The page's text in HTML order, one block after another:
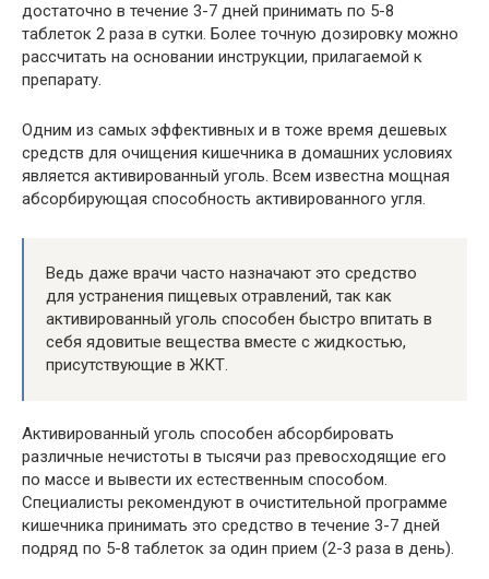
достаточно в течение 3-7 дней принимать по 5-8
таблеток 2 раза в сутки. Более точную дозировку можно
рассчитать на основании инструкции, прилагаемой к
препарату.
Одним из самых эффективных и в тоже время дешевых
средств для очищения кишечника в домашних условиях
является активированный уголь. Всем известна мощная
абсорбирующая способность активированного угля.
Ведь даже врачи часто назначают это средство
для устранения пищевых отравлений, так как
активированный уголь способен быстро впитать в
себя ядовитые вещества вместе с жидкостью,
присутствующие в ЖКТ.
Активированный уголь способен абсорбировать
различные нечистоты в тысячи раз превосходящие его
по массе и вывести их естественным способом.
Специалисты рекомендуют в очистительной программе
кишечника принимать это средство в течение 3-7 дней
подряд по 5-8 таблеток за один прием (2-3 раза в день).